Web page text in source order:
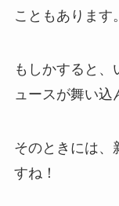
こともあります。
もしかすると、
ュースが舞い込
そのときには、
すね！